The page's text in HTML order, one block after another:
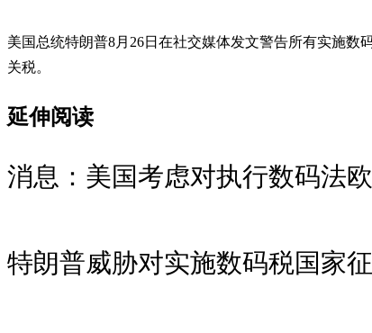
美国总统特朗普8月26日在社交媒体发文警告所有实施
关税。
延伸阅读
消息：美国考虑对执行数码法
特朗普威胁对实施数码税国家